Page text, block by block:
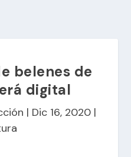
belenes de
digital
| Dic 16, 2020|